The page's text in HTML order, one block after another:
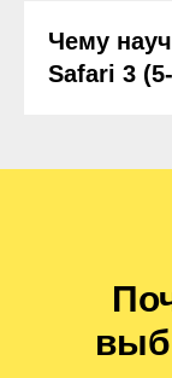
Чему
Safari 3